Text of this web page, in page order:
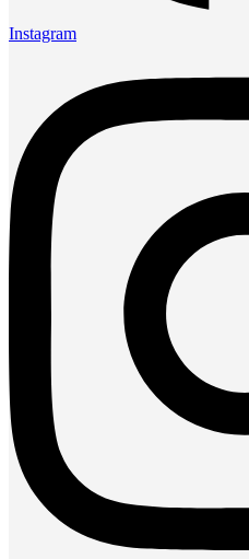
Instagram